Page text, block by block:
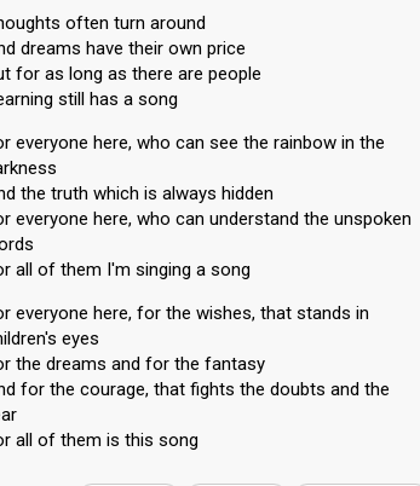
often turn around
dreams have their own price
for as long as there are people
still has a song
everyone here, who can see the rainbow in the
the truth which is always hidden
everyone here, who can understand the unspoken
all of them I'm singing a song
everyone here, for the wishes, that stands in
eyes
the dreams and for the fantasy
for the courage, that fights the doubts and the
аll of them is this ѕong